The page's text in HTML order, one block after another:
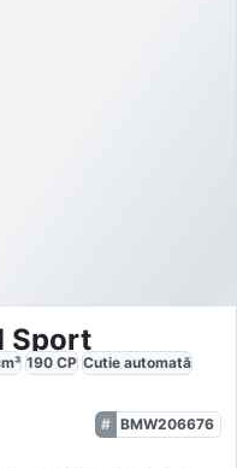
Sport
190 CP Cutie automată
BMW206676